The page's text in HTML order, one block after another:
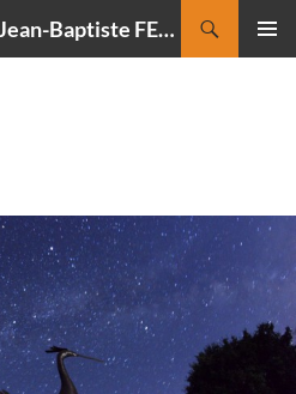
CIELMANIA : le blog de Jean-Baptiste FELDMANN, photographe du ciel